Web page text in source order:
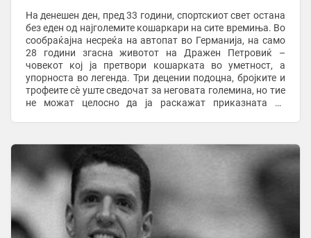
На денешен ден, пред 33 години, спортскиот свет остана
без еден од најголемите кошаркари на сите времиња. Во
сообраќајна несреќа на автопат во Германија, на само
28 години згасна животот на Дражен Петровиќ –
човекот кој ја претвори кошарката во уметност, а
упорноста во легенда. Три децении подоцна, бројките и
трофеите сè уште сведочат за неговата големина, но тие
не можат целосно да ја раскажат приказната за